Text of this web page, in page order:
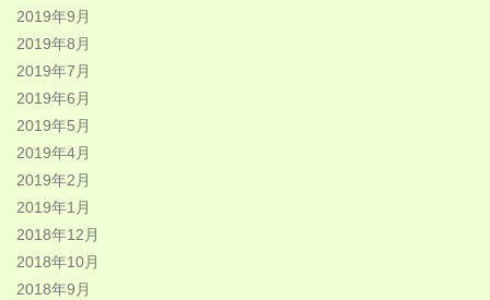
2019年9月
2019年8月
2019年7月
2019年6月
2019年5月
2019年4月
2019年2月
2019年1月
2018年12月
2018年10月
2018年9月